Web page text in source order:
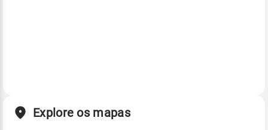
Explore os mapas